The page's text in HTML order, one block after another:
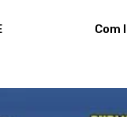
Com